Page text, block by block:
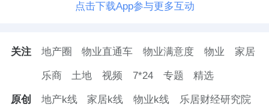
点击下载App参与更多互动
关注 地产圈 物业直通车 物业满意度 物业 家居
乐商 土地 视频 7*24 专题 精选
原创 地产k线 家居k线 物业k线 乐居财经研究院